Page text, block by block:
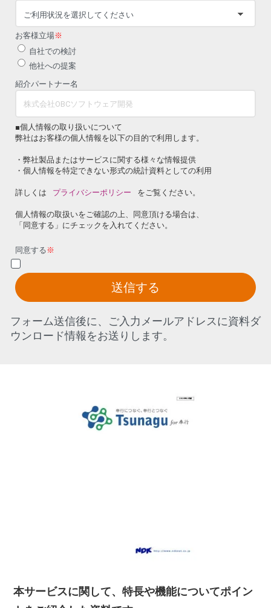
お客様立場※
自社での検討
他社への提案
紹介パートナー名
■個人情報の取り扱いについて
弊社はお客様の個人情報を以下の目的で利用します。
・弊社製品またはサービスに関する様々な情報提供
・個人情報を特定できない形式の統計資料としての利用
詳しくは プライバシーポリシー をご覧ください。
個人情報の取扱いをご確認の上、同意頂ける場合は、
「同意する」にチェックを入れてください。
同意する ※
送信する
フォーム送信後に、ご入力メールアドレスに資料ダ
ウンロード情報をお送りします。
本サービスに関して、特長や機能についてポイン